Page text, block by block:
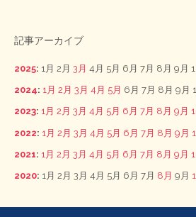
記事アーカイブ
2025: 1月 2月 3月 4月 5月 6月 7月 8月 9月
2024: 1月 2月 3月 4月 5月 6月 7月 8月 9月
2023: 1月 2月 3月 4月 5月 6月 7月 8月 9月
2022: 1月 2月 3月 4月 5月 6月 7月 8月 9月
2021: 1月 2月 3月 4月 5月 6月 7月 8月 9月
2020: 1月 2月 3月 4月 5月 6月 7月 8月 9月